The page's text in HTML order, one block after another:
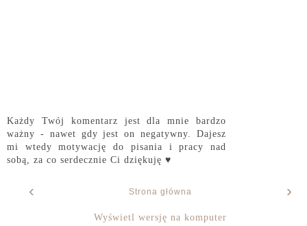
Każdy Twój komentarz jest dla mnie bardzo
ważny - nawet gdy jest on negatywny. Dajesz
mi wtedy motywację do pisania i pracy nad
sobą, za co serdecznie Ci dziękuję ♥
‹ ›
Strona główna
Wyświetl wersję na komputer